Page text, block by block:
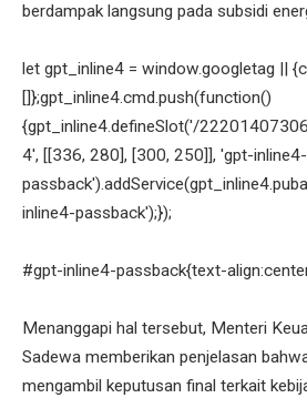
berdampak langsung pada subsidi
let gpt_inline4 = window.googletag ||
[]};gpt_inline4.cmd.push(function()
{gpt_inline4.defineSlot('/
4', [[336, 280], [300, 250]], 'gpt-inline4-
inline4-passback');});
#gpt-inline4-passback{text-
Menanggapi hal tersebut, Menteri
Sadewa memberikan penjelasan
mengambil keputusan final terkait